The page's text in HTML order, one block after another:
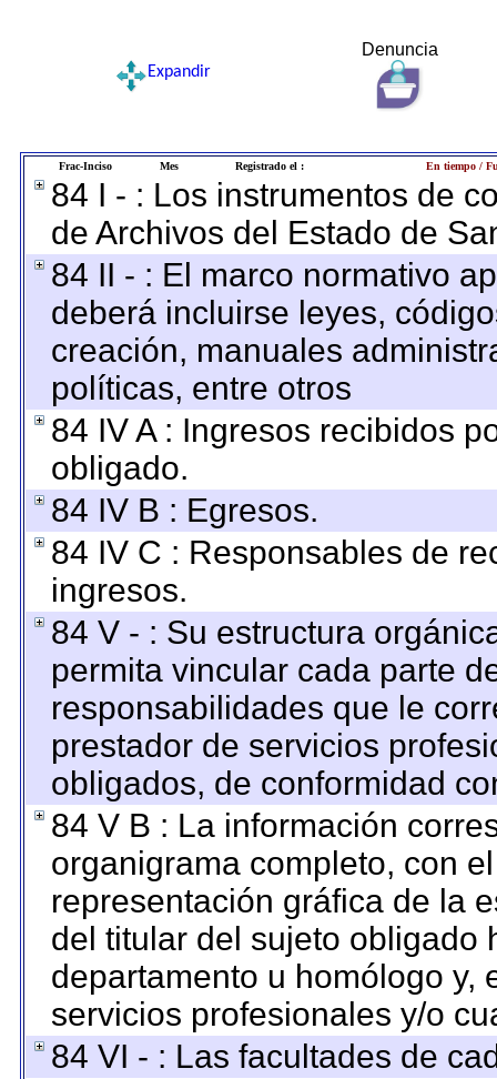
Denuncia
Expandir
Frac-Inciso Mes Registrado el : En tiempo /
84 I - : Los instrumentos de
de Archivos del Estado de
84 II - : El marco normativo
deberá incluirse leyes,
creación, manuales
políticas, entre otros
84 IV A : Ingresos recibidos
obligado.
84 IV B : Egresos.
84 IV C : Responsables de
ingresos.
84 V - : Su estructura
permita vincular cada parte
responsabilidades que le
prestador de servicios
obligados, de conformidad
84 V B : La información
organigrama completo, con
representación gráfica de la
del titular del sujeto obligado
departamento u homólogo y,
servicios profesionales y/o
84 VI - : Las facultades de